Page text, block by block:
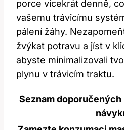
porce vícekrát denně,
vašemu trávicímu
pálení žáhy.
žvýkat potravu a jíst v
abyste minimalizovali
plynu v trávicím traktu.
Seznam